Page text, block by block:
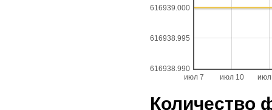
июл 7 июл 10 июл
616938.990
616938.995
616939.000
Количество